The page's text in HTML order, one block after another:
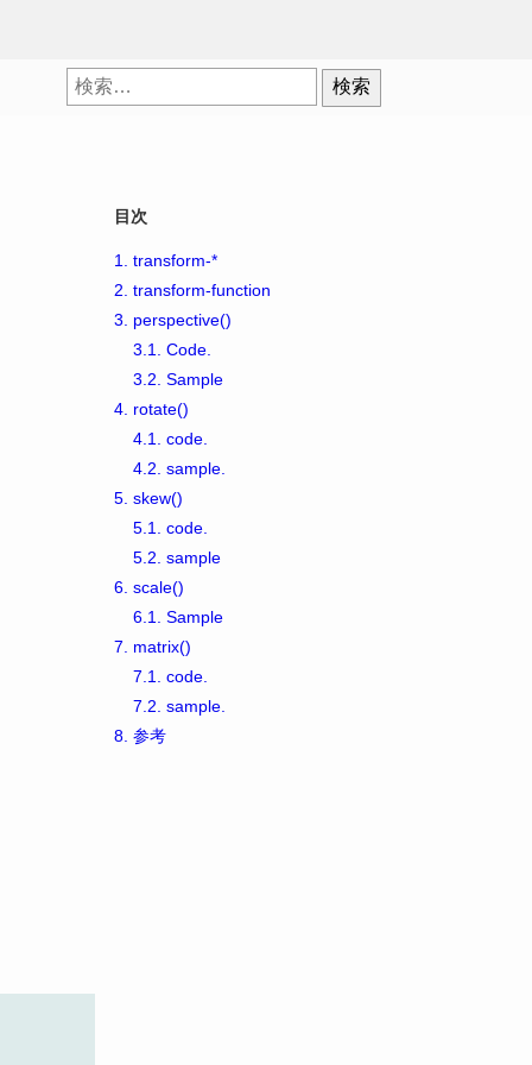
検
索:
目次
1.
transform-*
2. transform-function
3.
perspective()
3.1.
Code.
3.2. Sample
4. rotate()
4.1.
code.
4.2. sample.
5. skew()
5.1.
code.
5.2. sample
6. scale()
6.1.
Sample
7.
matrix()
7.1.
code.
7.2. sample.
8. 参考